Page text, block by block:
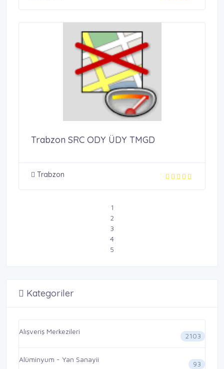
Trabzon SRC ODY ÜDY TMGD
Trabzon
1
2
3
4
5
Kategoriler
Alışveriş Merkezileri
2103
Alüminyum - Yan Sanayii
93